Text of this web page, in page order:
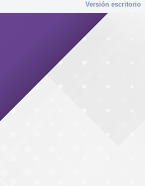
Versión escritorio